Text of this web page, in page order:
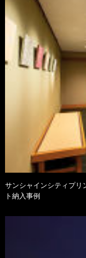
サンシャインシティプ
ト納入事例